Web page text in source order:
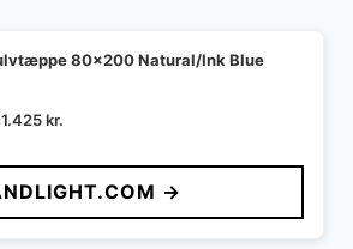
80x200 Natural/Ink Blue
Den
pris
var:
1.899 kr..
1.425kr.
pris
er:
1.425 kr..
→